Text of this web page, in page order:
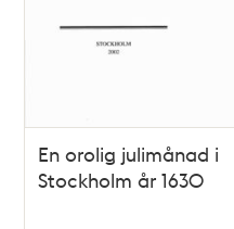
En orolig julimånad i
Stockholm år 1630